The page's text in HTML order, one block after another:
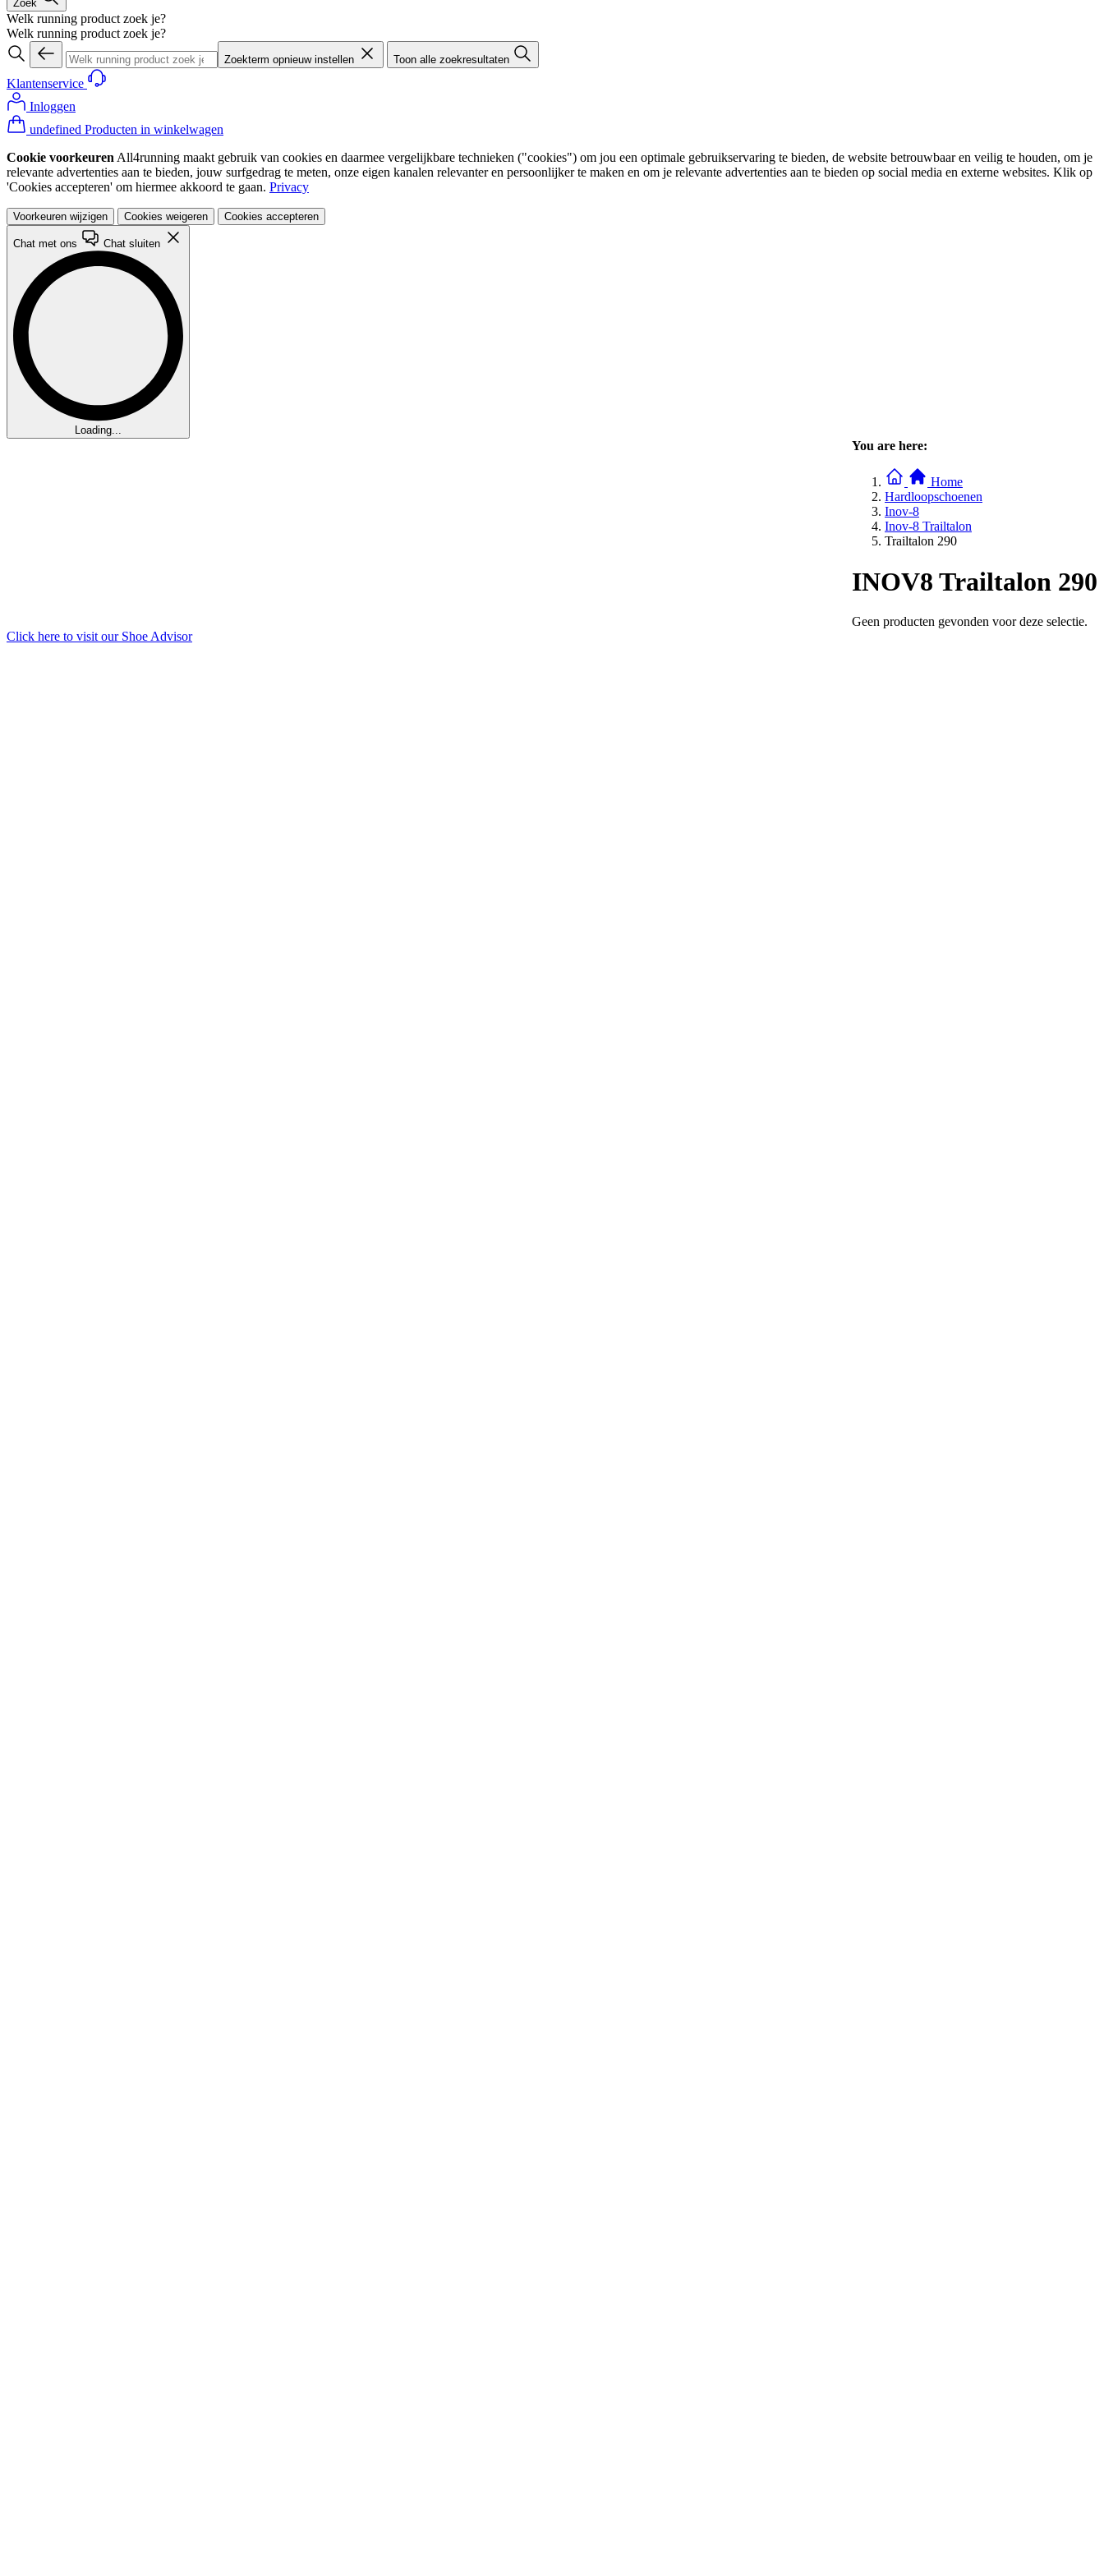
Zoek
Welk running product zoek je?
Welk running product zoek je?
Zoekterm opnieuw instellen Toon alle zoekresultaten
Klantenservice
Inloggen
undefined Producten in winkelwagen
Cookie voorkeuren All4running maakt gebruik van cookies en daarmee vergelijkbare technieken ("cookies") om jou een optimale gebruikservaring te bieden, de website betrouwbaar en veilig te houden, om je
relevante advertenties aan te bieden, jouw surfgedrag te meten, onze eigen kanalen relevanter en persoonlijker te maken en om je relevante advertenties aan te bieden op social media en externe websites. Klik op
'Cookies accepteren' om hiermee akkoord te gaan. Privacy
Voorkeuren wijzigen Cookies weigeren Cookies accepteren
Chat met ons Chat sluiten
Loading...
You are here:
Home
Hardloopschoenen
Inov-8
Inov-8 Trailtalon
Trailtalon 290
INOV8 Trailtalon 290
Geen producten gevonden voor deze selectie.
Click here to visit our Shoe Advisor